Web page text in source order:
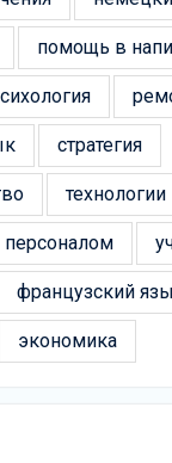
помощь в
стратегия
технологии
персоналом
французский
экономика